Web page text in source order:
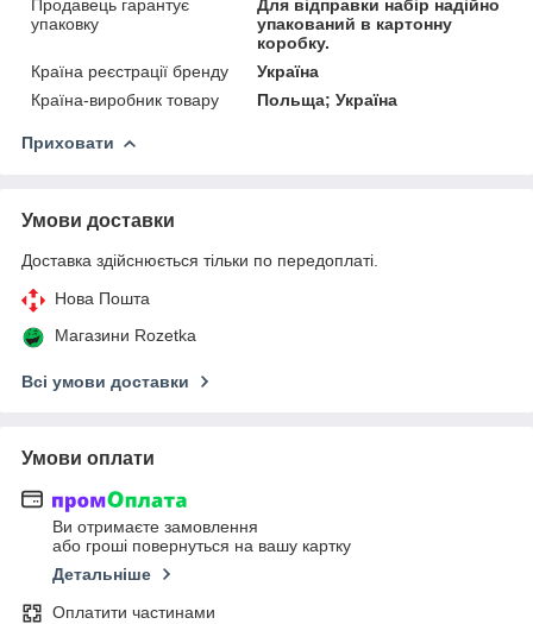
Продавець гарантує
упаковку
Для відправки набір надійно
упакований в картонну
коробку.
Країна реєстрації бренду
Україна
Країна-виробник товару
Польща; Україна
Приховати
Умови доставки
Доставка здійснюється тільки по передоплаті.
Нова Пошта
Магазини Rozetka
Всі умови доставки
Умови оплати
Ви отримаєте замовлення
або гроші повернуться на вашу картку
Детальніше
Оплатити частинами